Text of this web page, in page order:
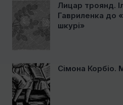
Лицар троянд.
Гавриленка до
шкурі»
Сімона Корбіо.